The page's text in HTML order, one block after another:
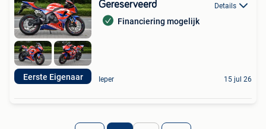
Eerste Eigenaar
Gereserveerd Details
Financiering mogelijk
Ieper 15 jul 26